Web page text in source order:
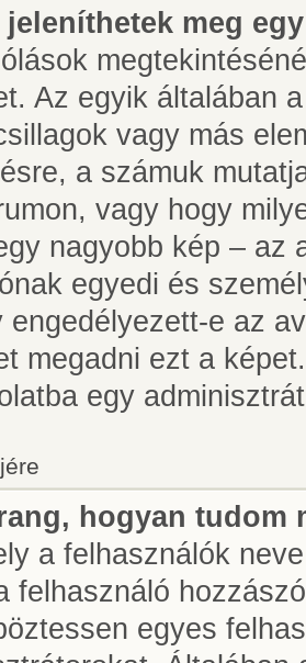
jeleníthetek meg
Az egyik általában
vagy más
a számuk
vagy hogy
nagyobb kép – az
egyedi és
engedélyezett-e az
megadni ezt a
egy
hogyan tudom
a felhasználók
felhasználó
egyes